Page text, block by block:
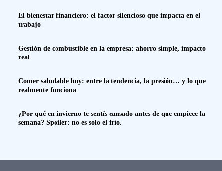
El bienestar financiero: el factor silencioso que impacta en el
trabajo
Gestión de combustible en la empresa: ahorro simple, impacto
real
Comer saludable hoy: entre la tendencia, la presión… y lo que
realmente funciona
¿Por qué en invierno te sentís cansado antes de que empiece la
semana? Spoiler: no es solo el frío.